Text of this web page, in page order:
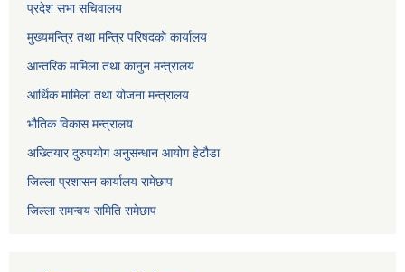
प्रदेश सभा सचिवालय
मुख्यमन्त्रि तथा मन्त्रि परिषदको कार्यालय
आन्तरिक मामिला तथा कानुन मन्त्रालय
आर्थिक मामिला तथा योजना मन्त्रालय
भौतिक विकास मन्त्रालय
अख्तियार दुरुपयोग अनुसन्धान आयोग हेटौडा
जिल्ला प्रशासन कार्यालय रामेछाप
जिल्ला समन्वय समिति रामेछाप